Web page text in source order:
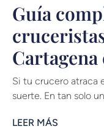
Guía
Cartagena
Si tu crucero atraca
suerte. En tan solo
LEER MÁS